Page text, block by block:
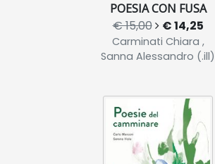
POESIA CON FUSA
€ 15,00 € 14,25
Carminati Chiara ,
Sanna Alessandro (.ill)